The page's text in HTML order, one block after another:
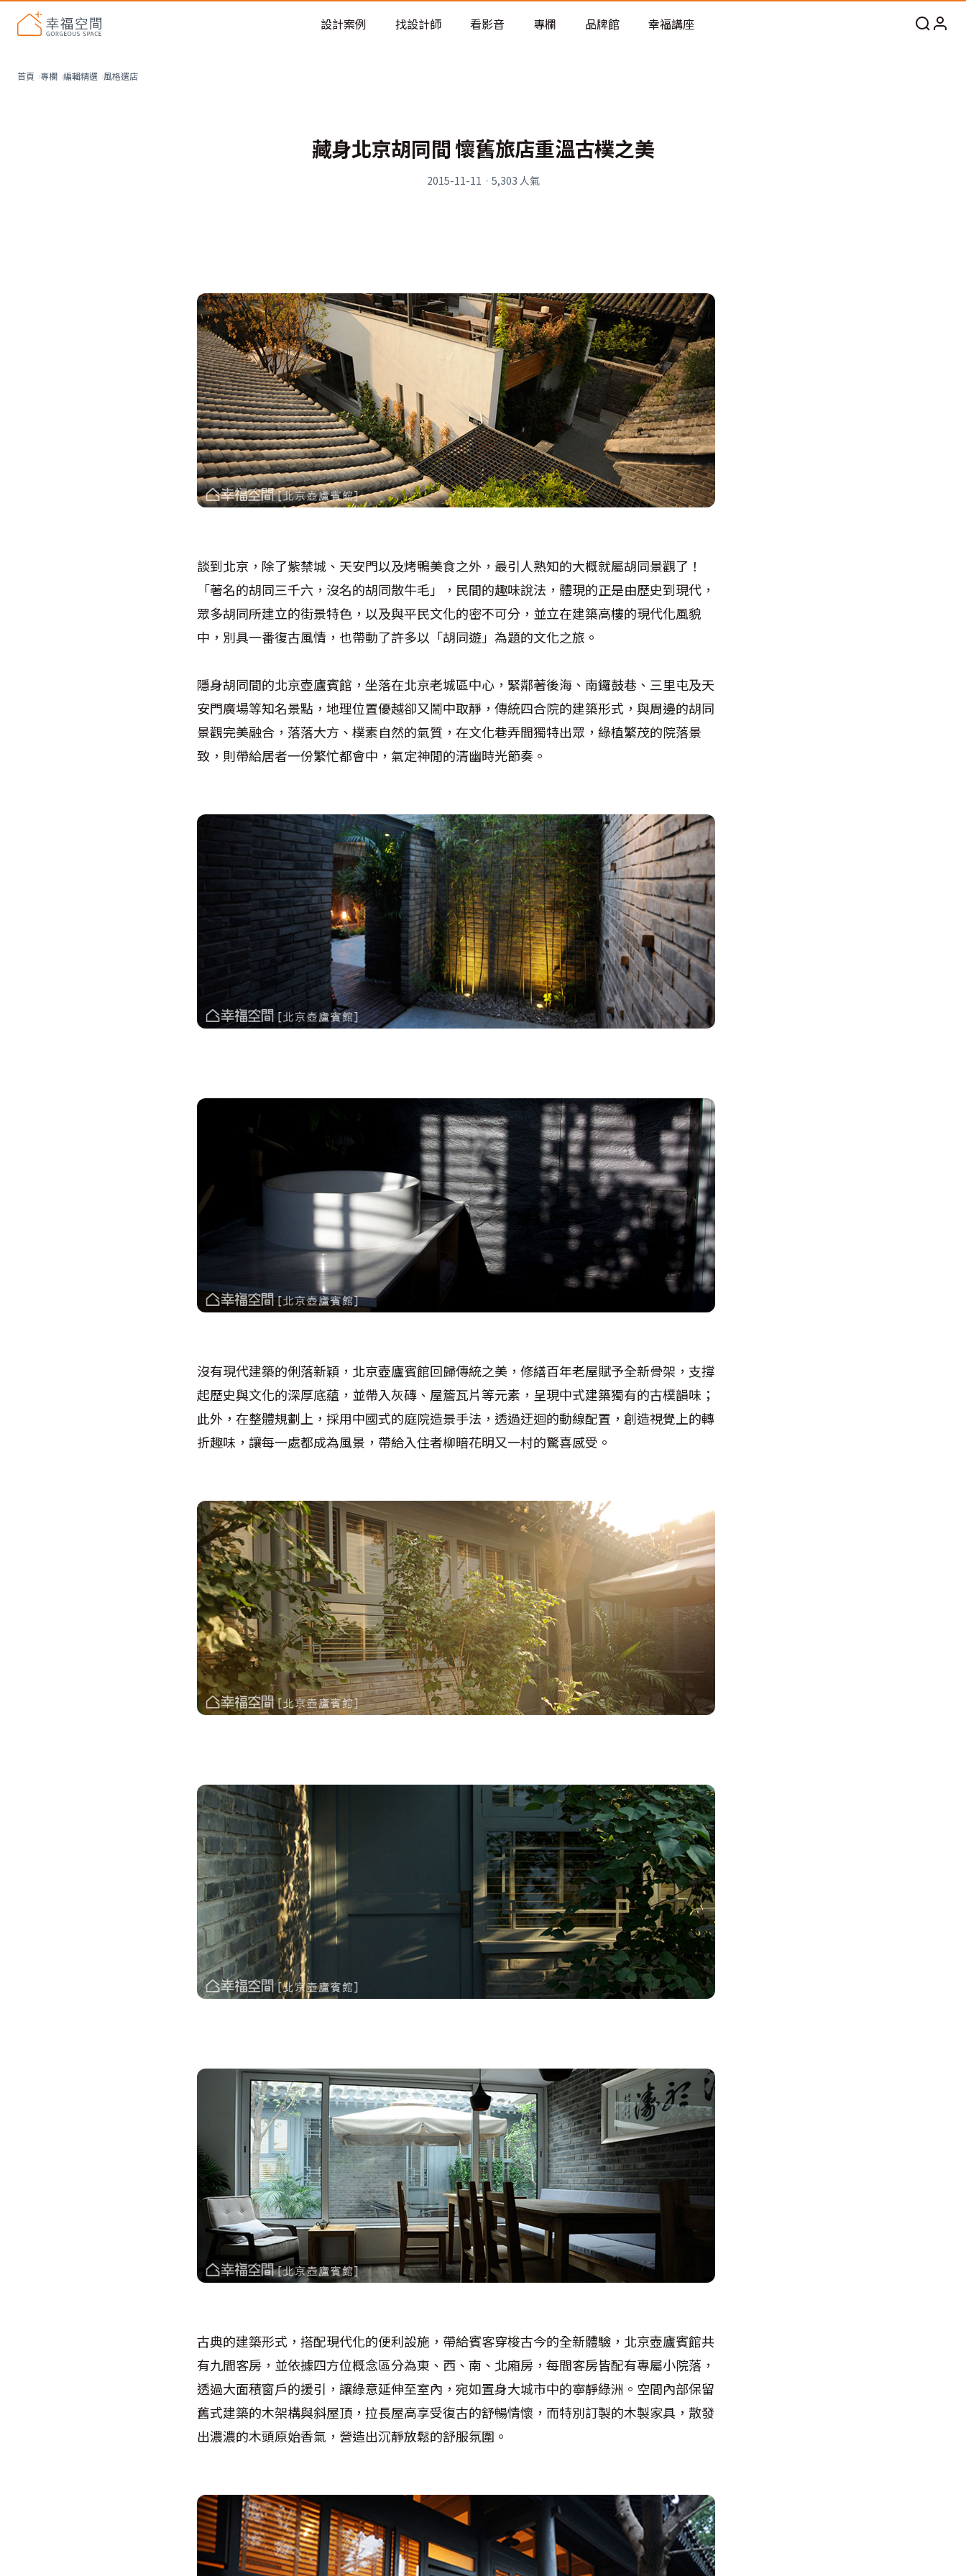
看不見的居家風險和翻新關鍵
老屋預算分配與高 CP 值煥新術
設計案例 找設計師 看影音 專欄 品牌館 幸福講座
首頁 專欄 編輯精選 風格選店
藏身北京胡同間 懷舊旅店重溫古樸之美
2015-11-11 · 5,303 人氣
談到北京，除了紫禁城、天安門以及烤鴨美食之外，最引人熟知的大概就屬胡同景觀了！
「著名的胡同三千六，沒名的胡同散牛毛」，民間的趣味說法，體現的正是由歷史到現代，
眾多胡同所建立的街景特色，以及與平民文化的密不可分，並立在建築高樓的現代化風貌
中，別具一番復古風情，也帶動了許多以「胡同遊」為題的文化之旅。
隱身胡同間的北京壺廬賓館，坐落在北京老城區中心，緊鄰著後海、南鑼鼓巷、三里屯及天
安門廣場等知名景點，地理位置優越卻又鬧中取靜，傳統四合院的建築形式，與周邊的胡同
景觀完美融合，落落大方、樸素自然的氣質，在文化巷弄間獨特出眾，綠植繁茂的院落景
致，則帶給居者一份繁忙都會中，氣定神閒的清幽時光節奏。
沒有現代建築的俐落新穎，北京壺廬賓館回歸傳統之美，修繕百年老屋賦予全新骨架，支撐
起歷史與文化的深厚底蘊，並帶入灰磚、屋簷瓦片等元素，呈現中式建築獨有的古樸韻味；
此外，在整體規劃上，採用中國式的庭院造景手法，透過迂迴的動線配置，創造視覺上的轉
折趣味，讓每一處都成為風景，帶給入住者柳暗花明又一村的驚喜感受。
古典的建築形式，搭配現代化的便利設施，帶給賓客穿梭古今的全新體驗，北京壺廬賓館共
有九間客房，並依據四方位概念區分為東、西、南、北廂房，每間客房皆配有專屬小院落，
透過大面積窗戶的援引，讓綠意延伸至室內，宛如置身大城市中的寧靜綠洲。空間內部保留
舊式建築的木架構與斜屋頂，拉長屋高享受復古的舒暢情懷，而特別訂製的木製家具，散發
出濃濃的木頭原始香氣，營造出沉靜放鬆的舒服氛圍。